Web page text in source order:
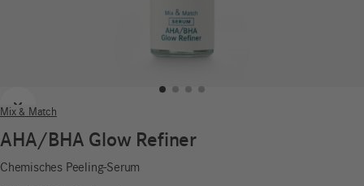
Zurück
Weiter
Mix & Match
AHA/BHA Glow Refiner
Chemisches Peeling-Serum